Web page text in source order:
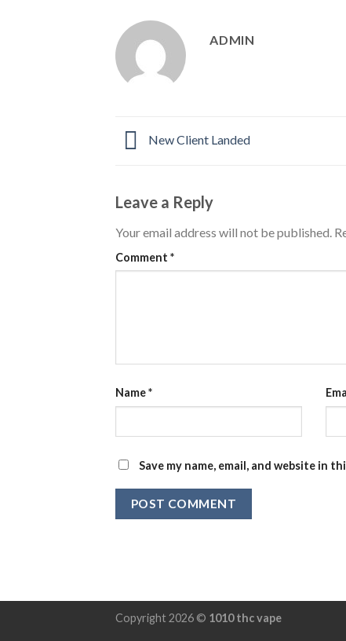
ADMIN
New Client Landed
Leave a Reply
Your email address will not be published.
Comment *
Name*
Save my name, email, and website in
Copyright 2026 © 1010 thc vape